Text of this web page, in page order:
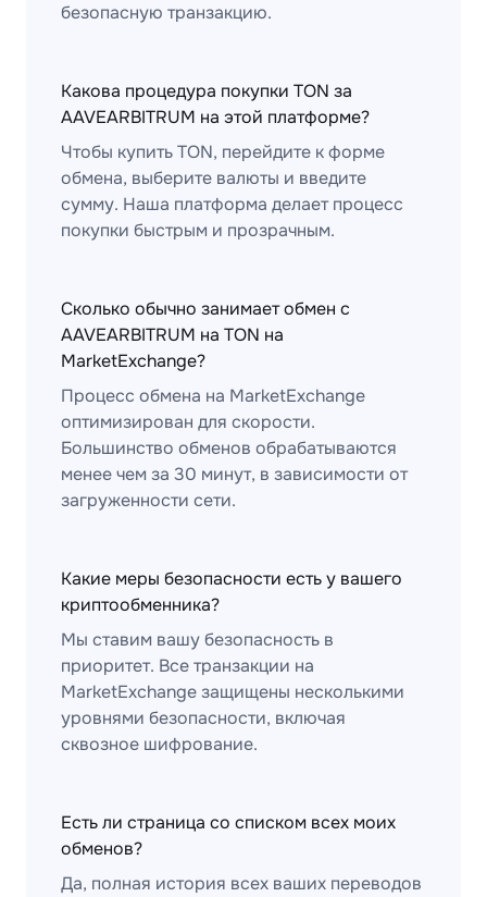
безопасную транзакцию.
Какова процедура покупки TON за
AAVEARBITRUM на этой платформе?
Чтобы купить TON, перейдите к форме
обмена, выберите валюты и введите
сумму. Наша платформа делает процесс
покупки быстрым и прозрачным.
Сколько обычно занимает обмен с
AAVEARBITRUM на TON на
MarketExchange?
Процесс обмена на MarketExchange
оптимизирован для скорости.
Большинство обменов обрабатываются
менее чем за 30 минут, в зависимости от
загруженности сети.
Какие меры безопасности есть у вашего
криптообменника?
Мы ставим вашу безопасность в
приоритет. Все транзакции на
MarketExchange защищены несколькими
уровнями безопасности, включая
сквозное шифрование.
Есть ли страница со списком всех моих
обменов?
Да, полная история всех ваших переводов